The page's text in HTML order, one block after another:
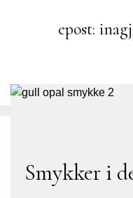
epost:
Smykker i